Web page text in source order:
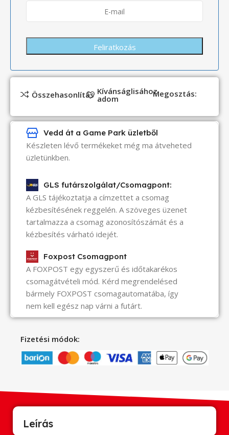
Összehasonlítás Kívánságlisához
adom Megosztás:
Vedd át a Game Park üzletből
Készleten lévő termékeket még ma átveheted
üzletünkben.
GLS futárszolgálat/Csomagpont:
A GLS tájékoztatja a címzettet a csomag
kézbesítésének reggelén. A szöveges üzenet
tartalmazza a csomag azonosítószámát és a
kézbesítés várható idejét.
Foxpost Csomagpont
A FOXPOST egy egyszerű és időtakarékos
csomagátvételi mód. Kérd megrendelésed
bármely FOXPOST csomagautomatába, így
nem kell egész nap várni a futárt.
Fizetési módok:
Leírás